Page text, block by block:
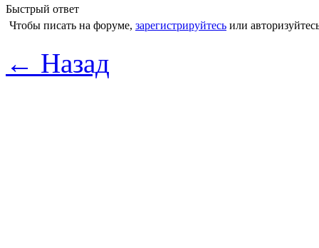
Быстрый ответ
Чтобы писать на форуме, зарегистрируйтесь или
← Назад